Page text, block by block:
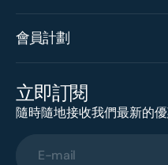
會員計劃
立即訂閱
隨時隨地接收我們最新的
E-mail